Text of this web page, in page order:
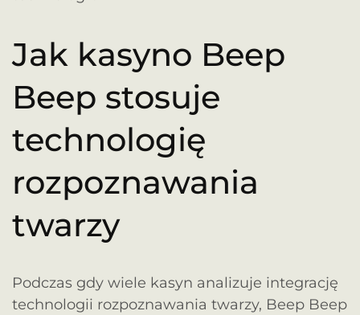
Jak kasyno Beep
Beep stosuje
technologię
rozpoznawania
twarzy
Podczas gdy wiele kasyn analizuje integrację
technologii rozpoznawania twarzy, Beep Beep